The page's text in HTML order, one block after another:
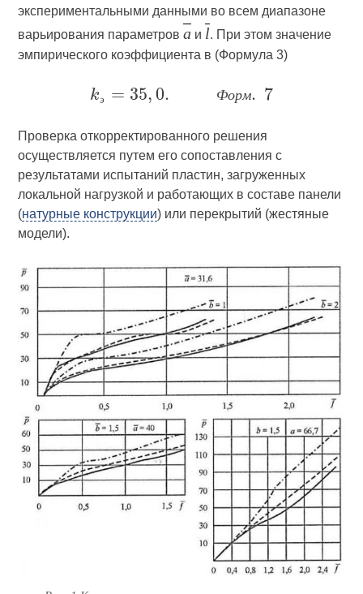
экспериментальными данными во всем диапазоне
варьирования параметрова и l. При этом значение
эмпирического коэффициента в (Формула 3)
Ф орм
Проверка откорректированного решения
осуществляется путем его сопоставления с
результатами испытаний пластин, загруженных
локальной нагрузкой и работающих в составе панели
(натурные конструкции) или перекрытий (жестяные
модели).